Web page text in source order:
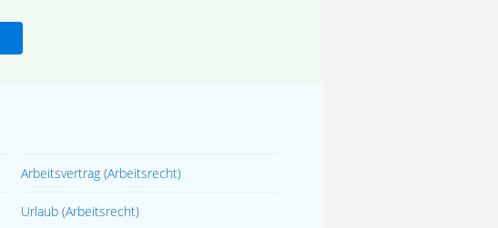
Arbeitsvertrag(Arbeitsrecht)
Urlaub(Arbeitsrecht)